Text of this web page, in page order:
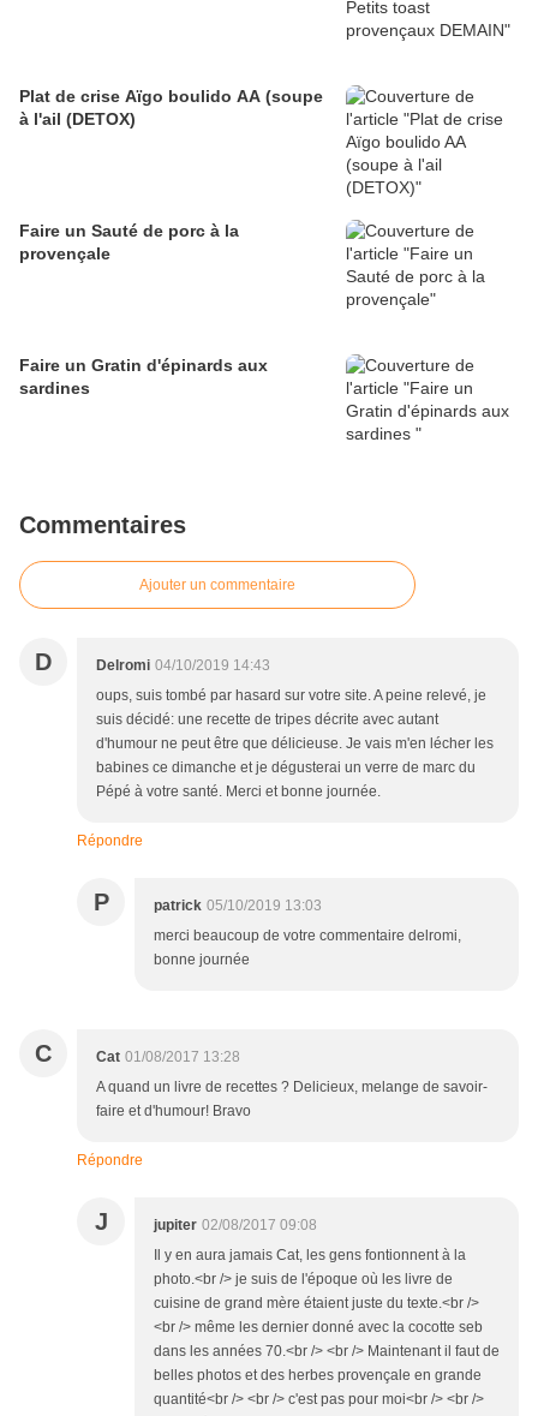
Plat de crise Aïgo boulido AA (soupe
à l'ail (DETOX)
Faire un Sauté de porc à la
provençale
Faire un Gratin d'épinards aux
sardines
Commentaires
Ajouter un commentaire
D Delromi 04/10/2019 14:43
oups, suis tombé par hasard sur votre site. A peine relevé, je
suis décidé: une recette de tripes décrite avec autant
d'humour ne peut être que délicieuse. Je vais m'en lécher les
babines ce dimanche et je dégusterai un verre de marc du
Pépé à votre santé. Merci et bonne journée.
Répondre
P patrick 05/10/2019 13:03
merci beaucoup de votre commentaire delromi,
bonne journée
C Cat 01/08/2017 13:28
A quand un livre de recettes ? Delicieux, melange de savoir-
faire et d'humour! Bravo
Répondre
J jupiter 02/08/2017 09:08
Il y en aura jamais Cat, les gens fontionnent à la
photo.<br /> je suis de l'époque où les livre de
cuisine de grand mère étaient juste du texte.<br />
<br /> même les dernier donné avec la cocotte seb
dans les années 70.<br /> <br /> Maintenant il faut de
belles photos et des herbes provençale en grande
quantité<br /> <br /> c'est pas pour moi<br /> <br />